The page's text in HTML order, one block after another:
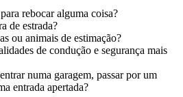
rebocar alguma coisa?
de estrada?
ou animais de estimação?
de condução e segurança mais
numa garagem, passar por um
entrada apertada?